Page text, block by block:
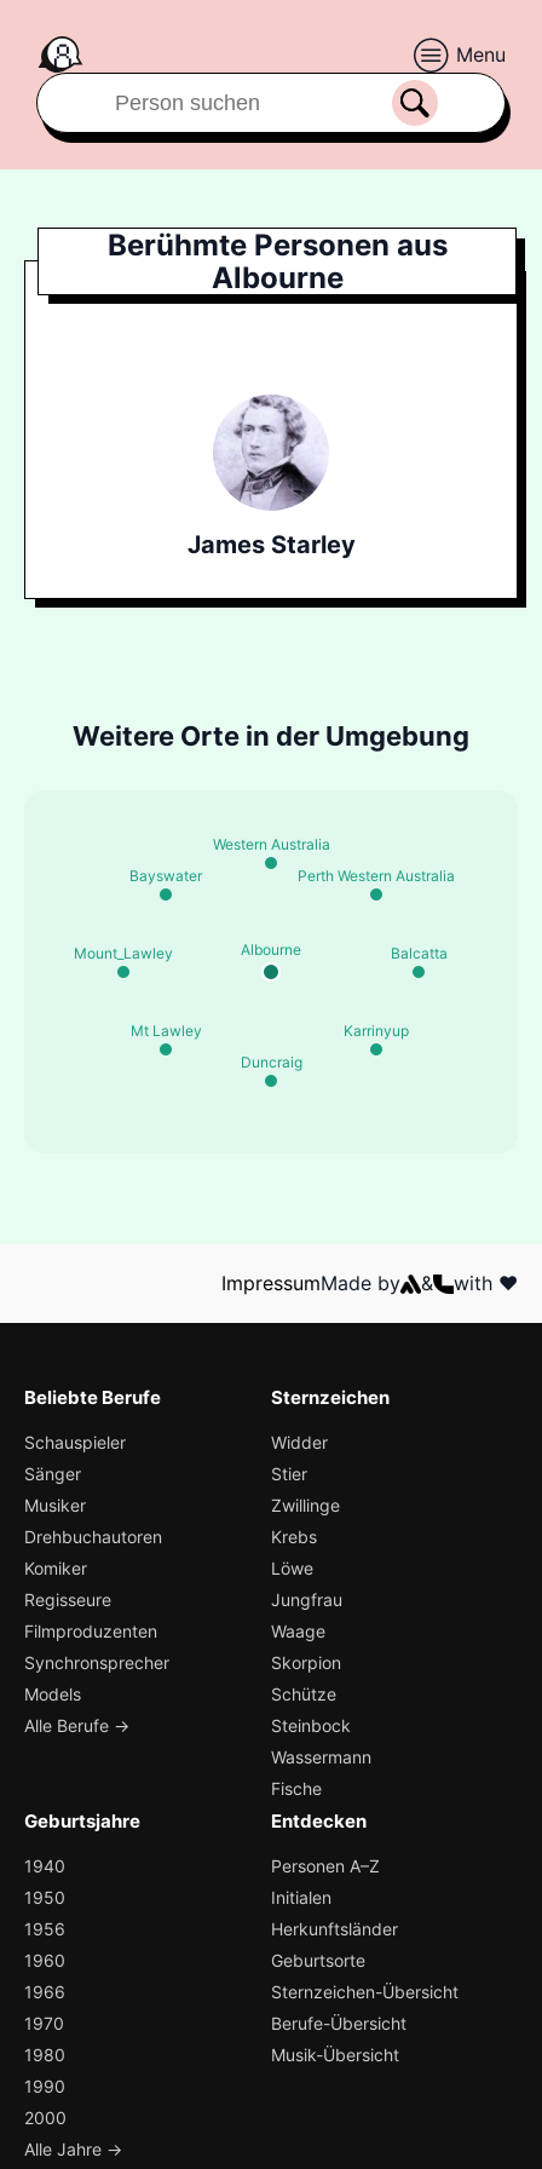
Menu
Berühmte Personen aus
Albourne
James Starley
Weitere Orte in der Umgebung
Albourne Balcatta
Karrinyup
Duncraig
Mt Lawley
Mount_Lawley
Bayswater
Western Australia
Perth Western Australia
ImpressumMade by & with ❤️
Beliebte Berufe
Schauspieler
Sänger
Musiker
Drehbuchautoren
Komiker
Regisseure
Filmproduzenten
Synchronsprecher
Models
Alle Berufe →
Sternzeichen
Widder
Stier
Zwillinge
Krebs
Löwe
Jungfrau
Waage
Skorpion
Schütze
Steinbock
Wassermann
Fische
Geburtsjahre
1940
1950
1956
1960
1966
1970
1980
1990
2000
Alle Jahre →
Entdecken
Personen A–Z
Initialen
Herkunftsländer
Geburtsorte
Sternzeichen-Übersicht
Berufe-Übersicht
Musik-Übersicht